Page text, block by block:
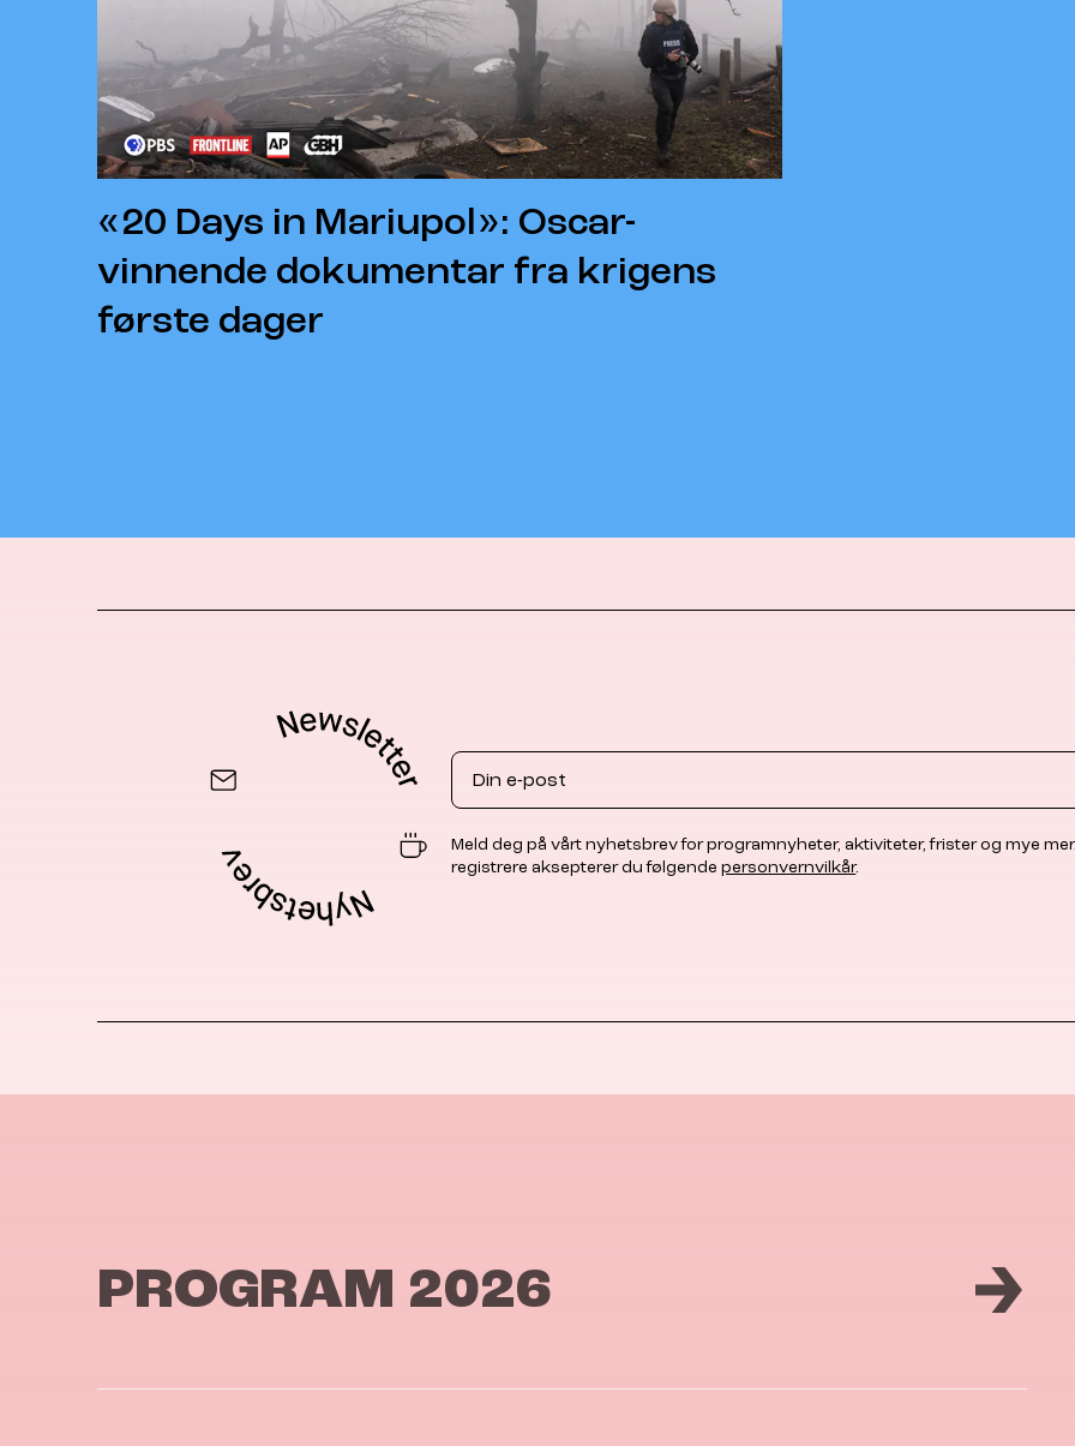
«20 Days in Mariupol»: Oscar-
vinnende dokumentar fra krigens
første dager
Email
Meld deg på vårt nyhetsbrev for programnyheter, aktiviteter, frister og mye
registrere aksepterer du følgendepersonvernvilkår.
PROGRAM 2026